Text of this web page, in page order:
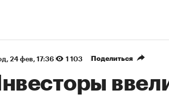
⁠, 24 фев, 17:36 1 103 Поделиться